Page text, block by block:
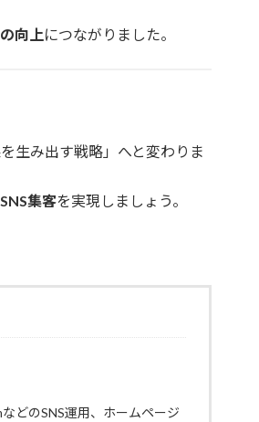
向上につながりました。
生み出す戦略」へと変わりま
集客を実現しましょう。
どのSNS運用、ホームページ